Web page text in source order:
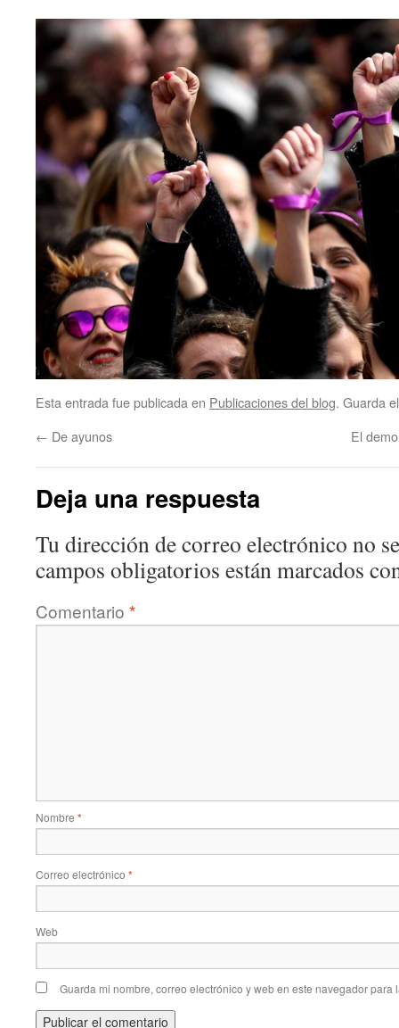
Esta entrada fue publicada en Publicaciones del blog. Guarda
← De ayunos El
Deja una respuesta
Tu dirección de correo electrónico no
campos obligatorios están marcados
Comentario *
Nombre *
Correo electrónico *
Web
Guarda mi nombre, correo electrónico y web en este navegador para